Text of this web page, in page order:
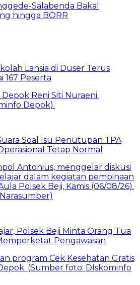
Salabenda Bakal
hingga BORR
Lansia di Duser Terus
167 Peserta
Soal Isu Penutupan TPA
Tetap Normal
Polsek Beji Minta Orang Tua
Pengawasan